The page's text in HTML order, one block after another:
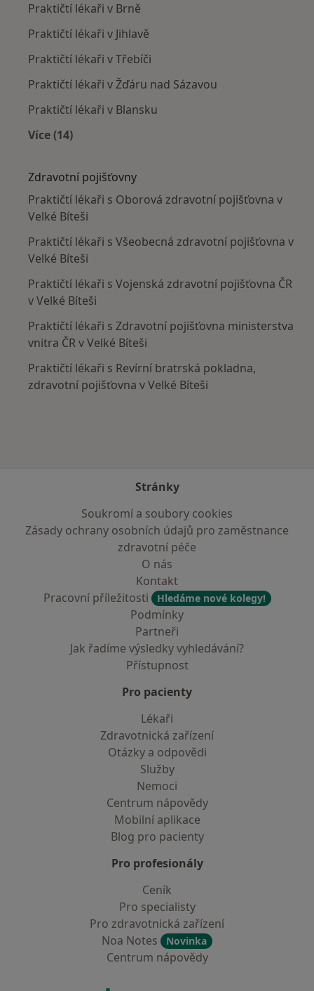
Praktičtí lékaři v Brně
Praktičtí lékaři v Jihlavě
Praktičtí lékaři v Třebíči
Praktičtí lékaři v Žďáru nad Sázavou
Praktičtí lékaři v Blansku
Více (14)
Zdravotní pojišťovny
Praktičtí lékaři s Oborová zdravotní pojišťovna v
Velké Bíteši
Praktičtí lékaři s Všeobecná zdravotní pojišťovna v
Velké Bíteši
Praktičtí lékaři s Vojenská zdravotní pojišťovna ČR
v Velké Bíteši
Praktičtí lékaři s Zdravotní pojišťovna ministerstva
vnitra ČR v Velké Bíteši
Praktičtí lékaři s Revírní bratrská pokladna,
zdravotní pojišťovna v Velké Bíteši
Stránky
Soukromí a soubory cookies
Zásady ochrany osobních údajů pro zaměstnance
zdravotní péče
O nás
Kontakt
Pracovní příležitosti
Hledáme nové kolegy!
Podmínky
Partneři
Jak řadíme výsledky vyhledávání?
Přístupnost
Pro pacienty
Lékaři
Zdravotnická zařízení
Otázky a odpovědi
Služby
Nemoci
Centrum nápovědy
Mobilní aplikace
Blog pro pacienty
Pro profesionály
Ceník
Pro specialisty
Pro zdravotnická zařízení
Noa Notes
Novinka
Centrum nápovědy